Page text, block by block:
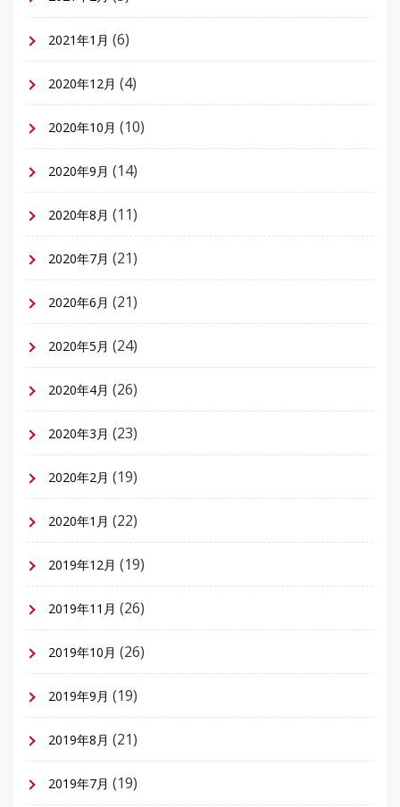
2021年1月 (6)
2020年12月 (4)
2020年10月 (10)
2020年9月 (14)
2020年8月 (11)
2020年7月 (21)
2020年6月 (21)
2020年5月 (24)
2020年4月 (26)
2020年3月 (23)
2020年2月 (19)
2020年1月 (22)
2019年12月 (19)
2019年11月 (26)
2019年10月 (26)
2019年9月 (19)
2019年8月 (21)
2019年7月 (19)